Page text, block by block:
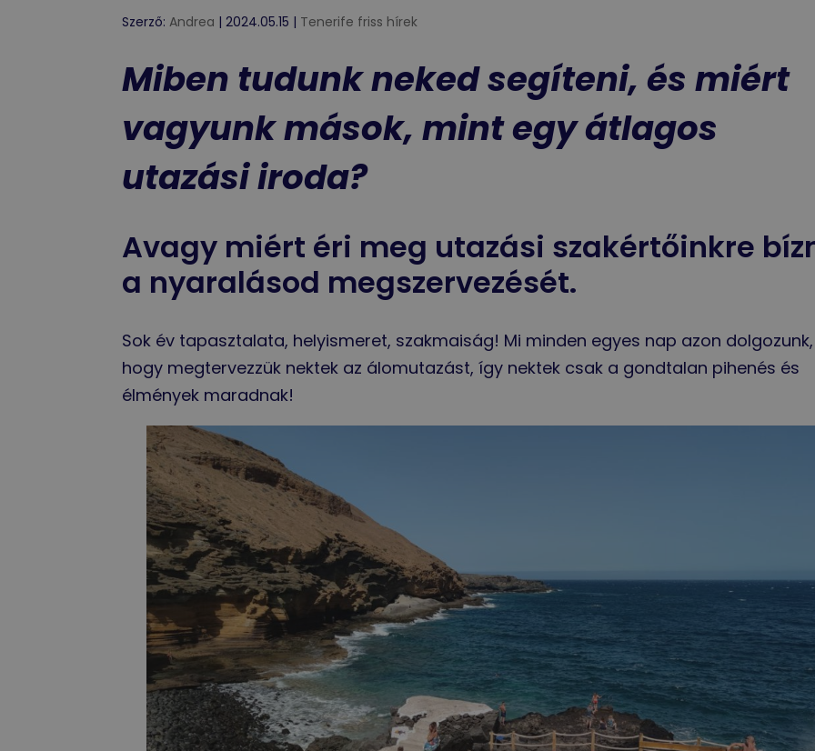
Szerző:Andrea |2024.05.15 | Tenerife friss hírek
Miben tudunk neked segíteni, és miért
vagyunk mások, mint egy átlagos
utazási iroda?
Avagy miért éri meg utazási szakértőinkre
a nyaralásod megszervezését.
Sok év tapasztalata, helyismeret, szakmaiság! Mi minden egyes nap azon dolgozunk,
hogy megtervezzük nektek az álomutazást, így nektek csak a gondtalan pihenés és
élmények maradnak!